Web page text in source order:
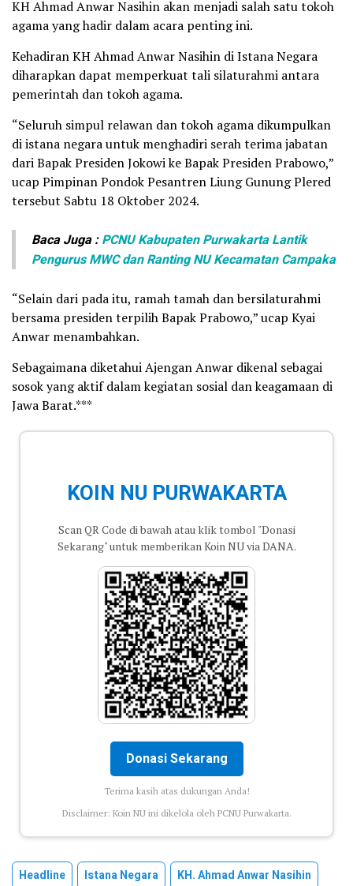
KH Ahmad Anwar Nasihin akan menjadi salah satu tokoh
agama yang hadir dalam acara penting ini.
Kehadiran KH Ahmad Anwar Nasihin di Istana Negara
diharapkan dapat memperkuat tali silaturahmi antara
pemerintah dan tokoh agama.
“Seluruh simpul relawan dan tokoh agama dikumpulkan
di istana negara untuk menghadiri serah terima jabatan
dari Bapak Presiden Jokowi ke Bapak Presiden Prabowo,”
ucap Pimpinan Pondok Pesantren Liung Gunung Plered
tersebut Sabtu 18 Oktober 2024.
Baca Juga :PCNU Kabupaten Purwakarta Lantik
Pengurus MWC dan Ranting NU Kecamatan Campaka
“Selain dari pada itu, ramah tamah dan bersilaturahmi
bersama presiden terpilih Bapak Prabowo,” ucap Kyai
Anwar menambahkan.
Sebagaimana diketahui Ajengan Anwar dikenal sebagai
sosok yang aktif dalam kegiatan sosial dan keagamaan di
Jawa Barat.***
KOIN NU PURWAKARTA
Scan QR Code di bawah atau klik tombol "Donasi
Sekarang" untuk memberikan Koin NU via DANA.
Donasi Sekarang
Terima kasih atas dukungan Anda!
Disclaimer: Koin NU ini dikelola oleh PCNU Purwakarta.
Headline Istana Negara KH. Ahmad Anwar Nasihin